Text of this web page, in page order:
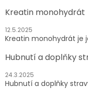
Kreatin monohydrát
12.5.2025
Kreatin monohydrát je
Hubnutí a doplňky
24.3.2025
Hubnutí a doplňky